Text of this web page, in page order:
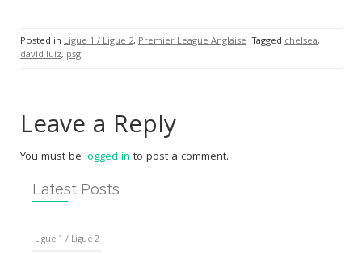
Posted in Ligue 1 / Ligue 2, Premier League Anglaise Tagged chelsea,
david luiz, psg
Leave a Reply
You must be logged in to post a comment.
Latest Posts
Ligue 1 / Ligue 2